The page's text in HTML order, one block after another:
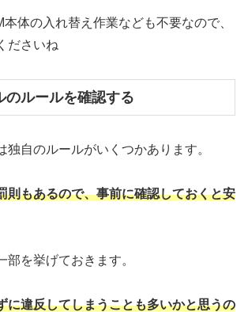
体の入れ替え作業なども不要なので、
ださいね
のルールを確認する
独自のルールがいくつかあります。
則もあるので、事前に確認しておくと安
部を挙げておきます。
に違反してしまうことも多いかと思うの